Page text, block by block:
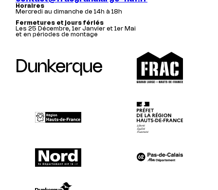
Horaires
Mercredi au dimanche de 14h à 18h
Fermetures et jours fériés
Les 25 Décembre, 1er Janvier et 1er Mai
et en périodes de montage
Dunkerque